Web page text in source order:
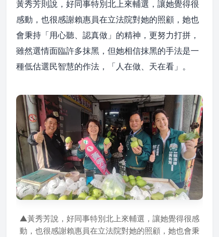
黃秀芳則說，好同事特別北上來輔選，讓她覺得很
感動，也很感謝賴惠員在立法院對她的照顧，她也
會秉持「用心聽、認真做」的精神，更努力打拼，
雖然選情面臨許多抹黑，但她相信抹黑的手法是一
種低估選民智慧的作法，「人在做、天在看」。
▲黃秀芳說，好同事特別北上來輔選，讓她覺得很感
動，也很感謝賴惠員在立法院對她的照顧，她也會秉